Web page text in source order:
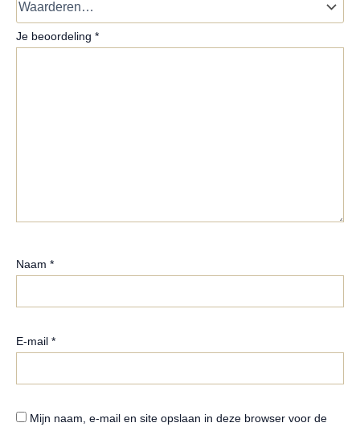
Je beoordeling *
Naam *
E-mail *
Mijn naam, e-mail en site opslaan in deze browser voor de